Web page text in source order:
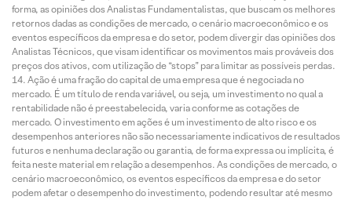
forma, as opiniões dos Analistas Fundamentalistas, que buscam os melhores
retornos dadas as condições de mercado, o cenário macroeconômico e os
eventos específicos da empresa e do setor, podem divergir das opiniões dos
Analistas Técnicos, que visam identificar os movimentos mais prováveis dos
preços dos ativos, com utilização de “stops” para limitar as possíveis perdas.
Ação é uma fração do capital de uma empresa que é negociada no
mercado. É um título de renda variável, ou seja, um investimento no qual a
rentabilidade não é preestabelecida, varia conforme as cotações de
mercado. O investimento em ações é um investimento de alto risco e os
desempenhos anteriores não são necessariamente indicativos de resultados
futuros e nenhuma declaração ou garantia, de forma expressa ou implícita, é
feita neste material em relação a desempenhos. As condições de mercado, o
cenário macroeconômico, os eventos específicos da empresa e do setor
podem afetar o desempenho do investimento, podendo resultar até mesmo